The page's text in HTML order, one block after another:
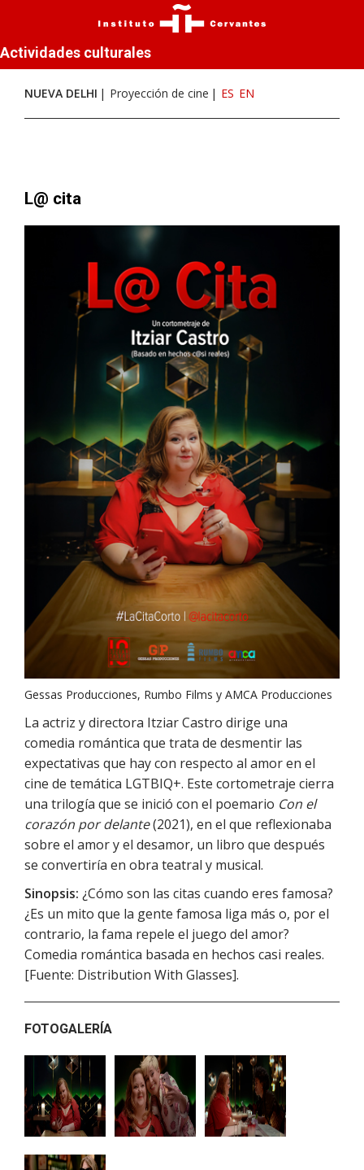
Actividades culturales
NUEVA DELHI Proyección de cine ES EN
L@ cita
Gessas Producciones, Rumbo Films y AMCA Producciones
La actriz y directora Itziar Castro dirige una
comedia romántica que trata de desmentir las
expectativas que hay con respecto al amor en el
cine de temática LGTBIQ+. Este cortometraje cierra
una trilogía que se inició con el poemario Con el
corazón por delante(2021), en el que reflexionaba
sobre el amor y el desamor, un libro que después
se convertiría en obra teatral y musical.
Sinopsis: ¿Cómo son las citas cuando eres famosa?
¿Es un mito que la gente famosa liga más o, por el
contrario, la fama repele el juego del amor?
Comedia romántica basada en hechos casi reales.
[Fuente: Distribution With Glasses].
FOTOGALERÍA